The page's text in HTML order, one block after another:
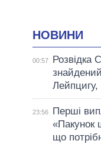
НОВИНИ
00:57
Розвідка
23:56
Перші
«Пакунок
що